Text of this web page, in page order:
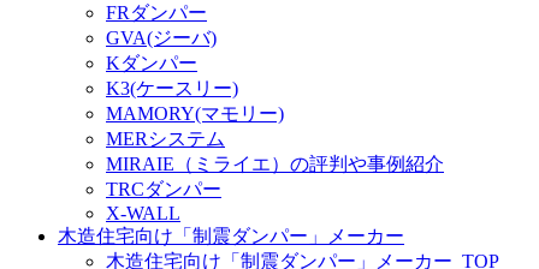
FRダンパー
GVA(ジーバ)
Kダンパー
K3(ケースリー)
MAMORY(マモリー)
MERシステム
MIRAIE（ミライエ）の評判や事例紹介
TRCダンパー
X-WALL
木造住宅向け「制震ダンパー」メーカー
木造住宅向け「制震ダンパー」メーカー_TOP